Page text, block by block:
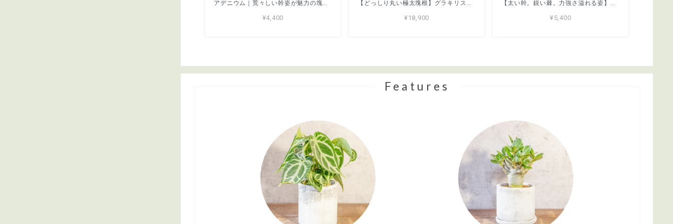
アデニウム｜荒々しい幹姿が魅力の塊根植物【手づくり鉢仕立て】
¥4,400
【どっしり丸い極太塊根】グラキリス。胴回り40cmの圧倒的ボリューム。無骨な「手づくりモルタル鉢」とセットで。｜虫発生抑制（全国一律送料850円）
¥18,900
【太い幹。鋭い棘。力強さ溢れる姿】パキポディウム・デンシフローラム。根腐れを防ぐ独自配合の用土で、安心のボタニカルライフ｜虫発生抑制（全国一律送料850円）
¥5,400
Features